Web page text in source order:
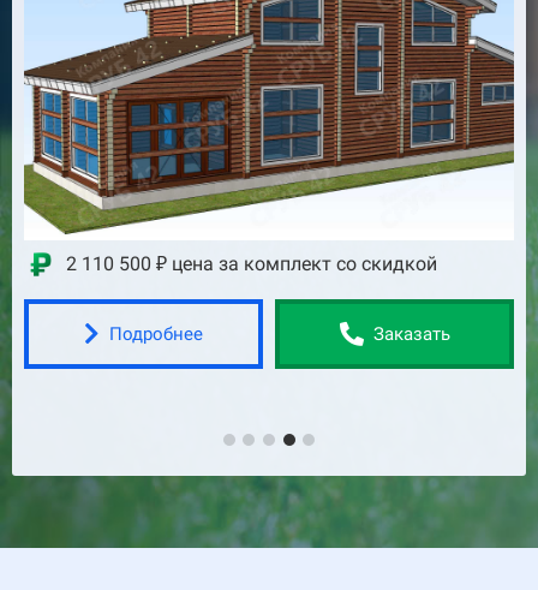
2 752 800 ₽ цена за комплект со скидкой
Подробнее Заказать